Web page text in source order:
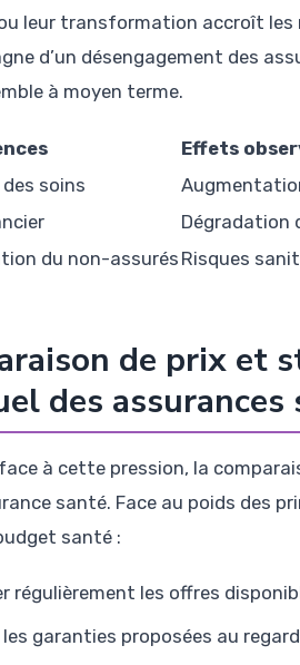
leur transformation accroît les
d’un désengagement des
à moyen terme.
Effets
soins
Dégradation
du non-assurés Risques
de prix et
des assurances
à cette pression, la
santé. Face au poids des
santé :
régulièrement les offres
les garanties proposées au